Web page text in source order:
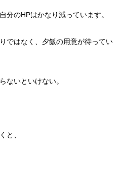
分のHPはかなり減っています。
ではなく、夕飯の用意が待ってい
ないといけない。
と、